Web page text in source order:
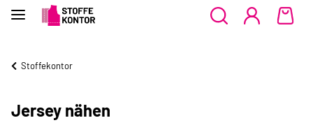
Stoffekontor
Jersey nähen